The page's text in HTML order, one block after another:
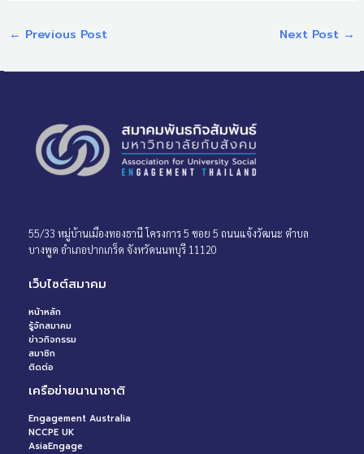
← Previous Post Next Post →
55/33 หมู่บ้านเมืองทองธานี โครงการ 5 ซอย 5 ถนนแจ้งวัฒนะ ตำบล
บางพูด อำเภอปากเกร็ด จังหวัดนนทบุรี 11120
เว็บไซต์สมาคม
หน้าหลัก
รู้จักสมาคม
ข่าวกิจกรรม
สมาชิก
ติดต่อ
เครือข่ายนานาชาติ
Engagement Australia
NCCPE UK
AsiaEngage